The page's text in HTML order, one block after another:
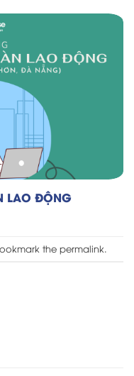
LAO ĐỘNG
the permalink.